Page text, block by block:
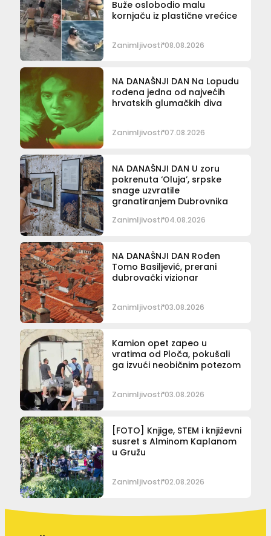
Buže oslobodio malu
kornjaču iz plastične vrećice
Zanimljivosti 08.08.2026
NA DANAŠNJI DAN Na Lopudu
rođena jedna od najvećih
hrvatskih glumačkih diva
Zanimljivosti 07.08.2026
NA DANAŠNJI DAN U zoru
pokrenuta ‘Oluja’, srpske
snage uzvratile
granatiranjem Dubrovnika
Zanimljivosti 04.08.2026
NA DANAŠNJI DAN Rođen
Tomo Basiljević, prerani
dubrovački vizionar
Zanimljivosti 03.08.2026
Kamion opet zapeo u
vratima od Ploča, pokušali
ga izvući neobičnim potezom
Zanimljivosti 03.08.2026
[FOTO] Knjige, STEM i književni
susret s Alminom Kaplanom
u Gružu
Zanimljivosti 02.08.2026